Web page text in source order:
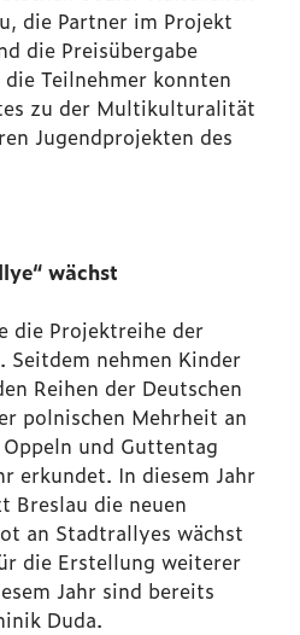
die Partner im Projekt
die Preisübergabe
Teilnehmer konnten
zu der Multikulturalität
Jugendprojekten des
wächst
die Projektreihe der
Seitdem nehmen Kinder
Reihen der Deutschen
polnischen Mehrheit an
und Guttentag
erkundet. In diesem Jahr
Breslau die neuen
an Stadtrallyes wächst
die Erstellung weiterer
Jahr sind bereits
Duda.